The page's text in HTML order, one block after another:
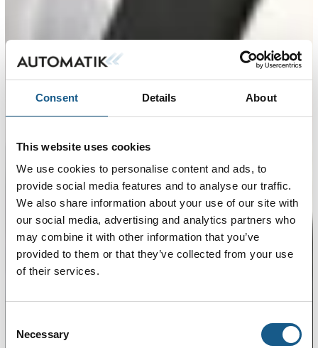
Consent Details About
This website uses cookies
We use cookies to personalise content and ads, to
provide social media features and to analyse our traffic.
We also share information about your use of our site with
our social media, advertising and analytics partners who
may combine it with other information that you’ve
provided to them or that they’ve collected from your use
of their services.
Selection
Necessary